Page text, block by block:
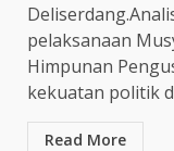
pelaksanaan
Himpunan
kekuatan politik
Read More